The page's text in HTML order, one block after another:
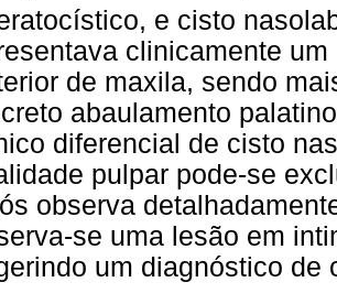
e cisto
clinicamente
de maxila, sendo
abaulamento
diferencial de cisto
pulpar pode-se
observa
se uma lesão em
um diagnóstico de